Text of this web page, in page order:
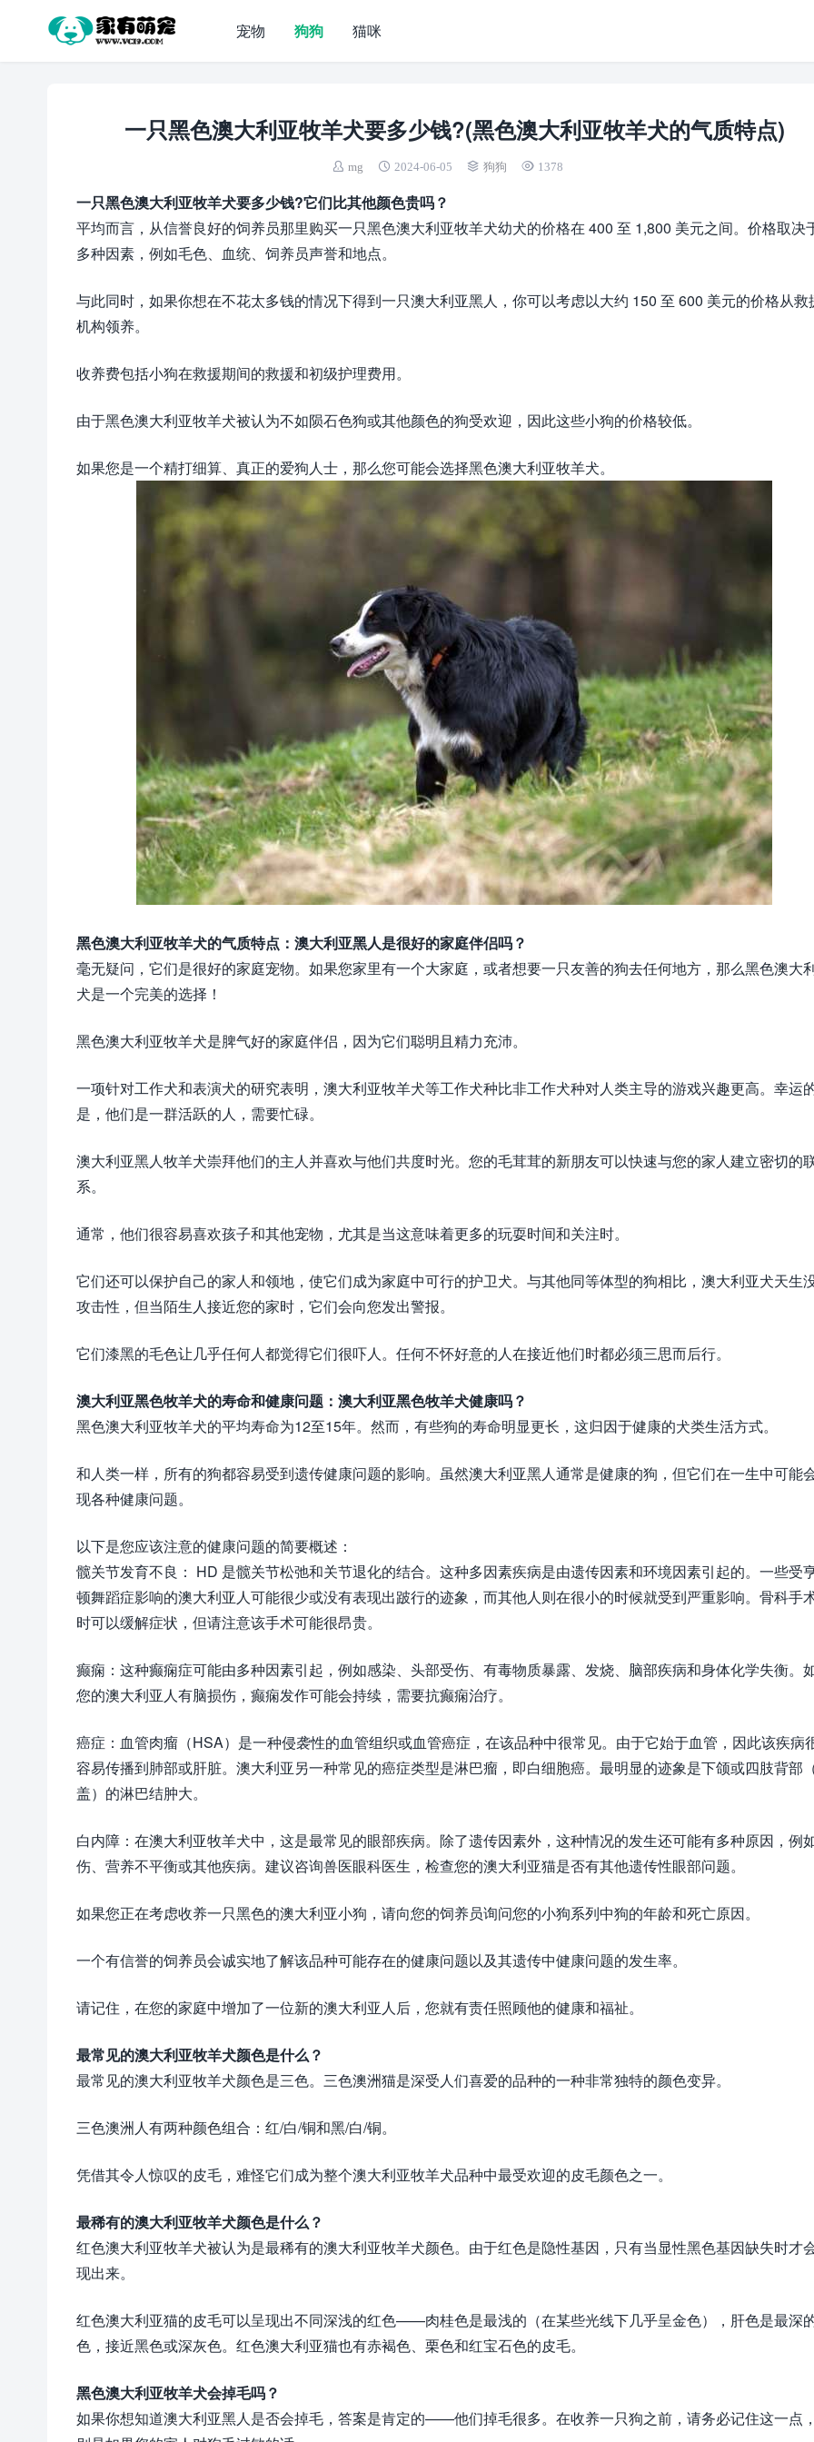
宠物 狗狗 猫咪
一只黑色澳大利亚牧羊犬要多少钱?(黑色澳大利亚牧羊犬的气质特点)
mg 2024-06-05 狗狗 1378
一只黑色澳大利亚牧羊犬要多少钱?它们比其他颜色贵吗？
平均而言，从信誉良好的饲养员那里购买一只黑色澳大利亚牧羊犬幼犬的价格在 400 至 1,800 美元之间。价格取决
多种因素，例如毛色、血统、饲养员声誉和地点。
与此同时，如果你想在不花太多钱的情况下得到一只澳大利亚黑人，你可以考虑以大约 150 至 600 美元的价格从救
机构领养。
收养费包括小狗在救援期间的救援和初级护理费用。
由于黑色澳大利亚牧羊犬被认为不如陨石色狗或其他颜色的狗受欢迎，因此这些小狗的价格较低。
如果您是一个精打细算、真正的爱狗人士，那么您可能会选择黑色澳大利亚牧羊犬。
黑色澳大利亚牧羊犬的气质特点：澳大利亚黑人是很好的家庭伴侣吗？
毫无疑问，它们是很好的家庭宠物。如果您家里有一个大家庭，或者想要一只友善的狗去任何地方，那么黑色澳大
犬是一个完美的选择！
黑色澳大利亚牧羊犬是脾气好的家庭伴侣，因为它们聪明且精力充沛。
一项针对工作犬和表演犬的研究表明，澳大利亚牧羊犬等工作犬种比非工作犬种对人类主导的游戏兴趣更高。幸运
是，他们是一群活跃的人，需要忙碌。
澳大利亚黑人牧羊犬崇拜他们的主人并喜欢与他们共度时光。您的毛茸茸的新朋友可以快速与您的家人建立密切的
系。
通常，他们很容易喜欢孩子和其他宠物，尤其是当这意味着更多的玩耍时间和关注时。
它们还可以保护自己的家人和领地，使它们成为家庭中可行的护卫犬。与其他同等体型的狗相比，澳大利亚犬天生
攻击性，但当陌生人接近您的家时，它们会向您发出警报。
它们漆黑的毛色让几乎任何人都觉得它们很吓人。任何不怀好意的人在接近他们时都必须三思而后行。
澳大利亚黑色牧羊犬的寿命和健康问题：澳大利亚黑色牧羊犬健康吗？
黑色澳大利亚牧羊犬的平均寿命为12至15年。然而，有些狗的寿命明显更长，这归因于健康的犬类生活方式。
和人类一样，所有的狗都容易受到遗传健康问题的影响。虽然澳大利亚黑人通常是健康的狗，但它们在一生中可能
现各种健康问题。
以下是您应该注意的健康问题的简要概述：
髋关节发育不良： HD 是髋关节松弛和关节退化的结合。这种多因素疾病是由遗传因素和环境因素引起的。一些受
顿舞蹈症影响的澳大利亚人可能很少或没有表现出跛行的迹象，而其他人则在很小的时候就受到严重影响。骨科手
时可以缓解症状，但请注意该手术可能很昂贵。
癫痫：这种癫痫症可能由多种因素引起，例如感染、头部受伤、有毒物质暴露、发烧、脑部疾病和身体化学失衡。
您的澳大利亚人有脑损伤，癫痫发作可能会持续，需要抗癫痫治疗。
癌症：血管肉瘤（HSA）是一种侵袭性的血管组织或血管癌症，在该品种中很常见。由于它始于血管，因此该疾病
容易传播到肺部或肝脏。澳大利亚另一种常见的癌症类型是淋巴瘤，即白细胞癌。最明显的迹象是下颌或四肢背部
盖）的淋巴结肿大。
白内障：在澳大利亚牧羊犬中，这是最常见的眼部疾病。除了遗传因素外，这种情况的发生还可能有多种原因，例
伤、营养不平衡或其他疾病。建议咨询兽医眼科医生，检查您的澳大利亚猫是否有其他遗传性眼部问题。
如果您正在考虑收养一只黑色的澳大利亚小狗，请向您的饲养员询问您的小狗系列中狗的年龄和死亡原因。
一个有信誉的饲养员会诚实地了解该品种可能存在的健康问题以及其遗传中健康问题的发生率。
请记住，在您的家庭中增加了一位新的澳大利亚人后，您就有责任照顾他的健康和福祉。
最常见的澳大利亚牧羊犬颜色是什么？
最常见的澳大利亚牧羊犬颜色是三色。三色澳洲猫是深受人们喜爱的品种的一种非常独特的颜色变异。
三色澳洲人有两种颜色组合：红/白/铜和黑/白/铜。
凭借其令人惊叹的皮毛，难怪它们成为整个澳大利亚牧羊犬品种中最受欢迎的皮毛颜色之一。
最稀有的澳大利亚牧羊犬颜色是什么？
红色澳大利亚牧羊犬被认为是最稀有的澳大利亚牧羊犬颜色。由于红色是隐性基因，只有当显性黑色基因缺失时才
现出来。
红色澳大利亚猫的皮毛可以呈现出不同深浅的红色——肉桂色是最浅的（在某些光线下几乎呈金色），肝色是最深
色，接近黑色或深灰色。红色澳大利亚猫也有赤褐色、栗色和红宝石色的皮毛。
黑色澳大利亚牧羊犬会掉毛吗？
如果你想知道澳大利亚黑人是否会掉毛，答案是肯定的——他们掉毛很多。在收养一只狗之前，请务必记住这一点